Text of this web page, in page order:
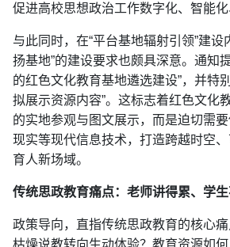
促进高校思想政治工作数字化、智能化
与此同时，在“平台基地辐射引领”建设
扬基地”的建设要求也颇具深意。通知
的红色文化教育基地遴选建设”，并特
拟展示资源内容”。这标志着红色文化
的实地参观与图文展示，而是迫切需
现实等现代信息技术，打造跨越时空
育人新场域。
传统思政教育痛点：老师讲得累、学
政策导向，直指传统思政教育的核心
枯燥说教转向生动体验？教育资源如